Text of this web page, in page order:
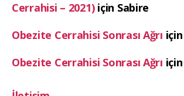
Cerrahisi – 2021)için Sabire
Obezite Cerrahisi Sonrası Ağrı için
Obezite Cerrahisi Sonrası Ağrı için